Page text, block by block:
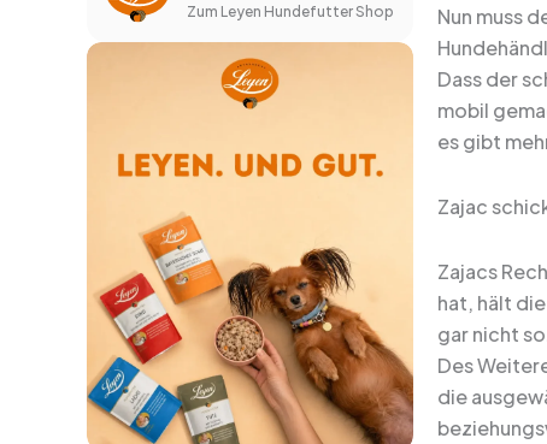
Zum Leyen Hundefutter Shop
Nun muss
Dass der
mobil
es gibt
Zajac
Zajacs
hat, hält
gar nicht
Des
die